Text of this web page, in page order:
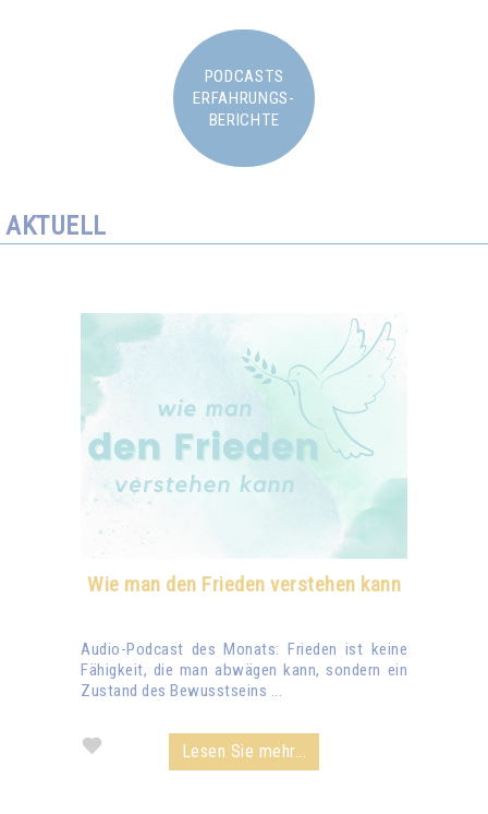
PODCASTS
ERFAHRUNGS-
BERICHTE
AKTUELL
Wie man den Frieden verstehen kann
Audio-Podcast des Monats: Frieden ist keine
Fähigkeit, die man abwägen kann, sondern ein
Zustand des Bewusstseins ...
Lesen Sie mehr...